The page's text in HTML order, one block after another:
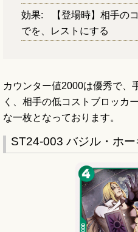
効果:
【登場時】相手の
でを、レストにする
カウンター値2000は優秀で、
く、相手の低コストブロッカ
な一枚となっております。
ST24-003 バジル・ホー